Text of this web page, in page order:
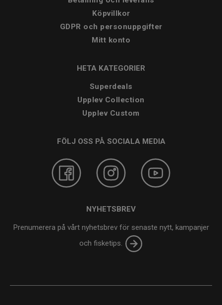
Köpvillkor
GDPR och personuppgifter
Mitt konto
HETA KATEGORIER
Superdeals
Upplev Collection
Upplev Custom
FÖLJ OSS PÅ SOCIALA MEDIA
NYHETSBREV
Prenumerera på vårt nyhetsbrev för senaste nytt, kampanjer
och fisketips.